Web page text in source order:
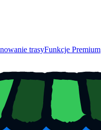
trasyFunkcje Premium